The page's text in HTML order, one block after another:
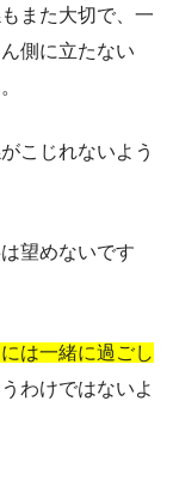
また大切で、一
側に立たない
こじれないよう
望めないです
は一緒に過ごし
わけではないよ